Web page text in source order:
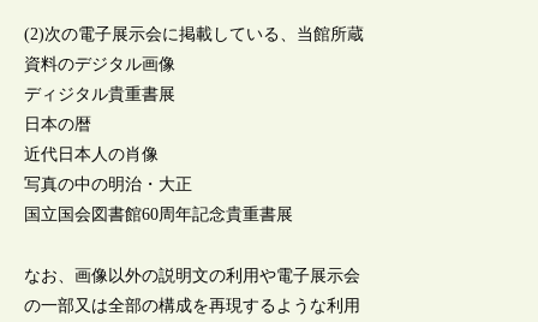
(2)次の電子展示会に掲載している、当館所蔵
資料のデジタル画像
ディジタル貴重書展
日本の暦
近代日本人の肖像
写真の中の明治・大正
国立国会図書館60周年記念貴重書展
なお、画像以外の説明文の利用や電子展示会
の一部又は全部の構成を再現するような利用